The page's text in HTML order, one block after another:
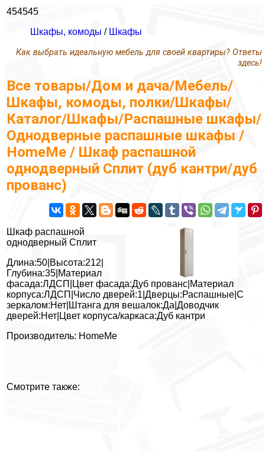
454545
Шкафы, комоды / Шкафы
Как выбрать идеальную мебель для своей квартиры? Ответы
здесь!
Все товары/Дом и дача/Мебель/
Шкафы, комоды, полки/Шкафы/
Каталог/Шкафы/Распашные шкафы/
Однодверные распашные шкафы /
HomeMe / Шкаф распашной
однодверный Сплит (дуб кантри/дуб
прованс)
Шкаф распашной
однодверный Сплит
Длина:50|Высота:212|
Глубина:35|Материал
фасада:ЛДСП|Цвет фасада:Дуб прованс|Материал
корпуса:ЛДСП|Число дверей:1|Дверцы:Распашные|С
зеркалом:Нет|Штанга для вешалок:Да|Доводчик
дверей:Нет|Цвет корпуса/каркаса:Дуб кантри
Производитель: HomeMe
Смотрите также: